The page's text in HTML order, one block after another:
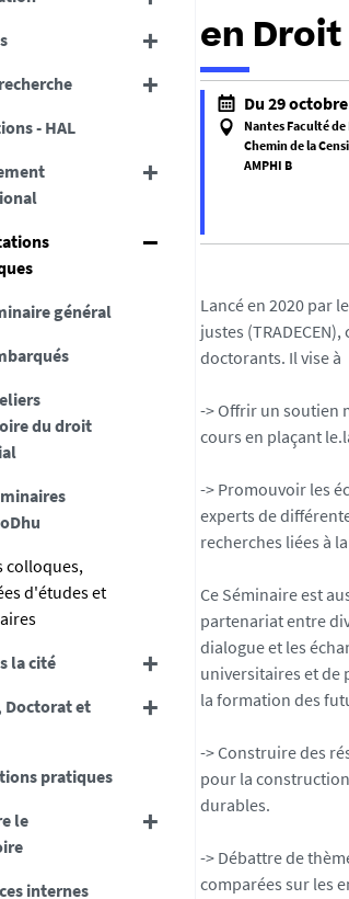
- HAL
général
du droit
colloques,
d'études et
la cité
Doctorat et
pratiques
le
internes
en
h
/
d
c
s
u
n
v
-
n
n
t
e
s
.
r
/
m
d
i
Du 29
Nantes Faculté
Chemin de la
AMPHI B
f
l
s
e
a
l
e
Lancé en 2020 par
justes
doctorants. Il vise à
-> Offrir un soutien
cours en plaçant
-> Promouvoir les
experts de
recherches liées à
Ce Séminaire est
partenariat entre
dialogue et les
universitaires et de
la formation des
-> Construire des
pour la
durables.
-> Débattre de
comparées sur les